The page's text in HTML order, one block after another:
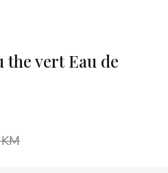
vert Eau de